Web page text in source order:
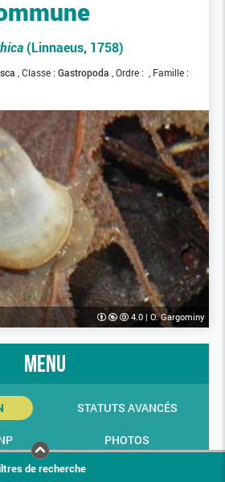
(Linnaeus, 1758)
Classe : Gastropoda Ordre :
Famille :
4.0 | O. Gargominy
menu
STATUTS AVANCÉS
PHOTOS
de recherche